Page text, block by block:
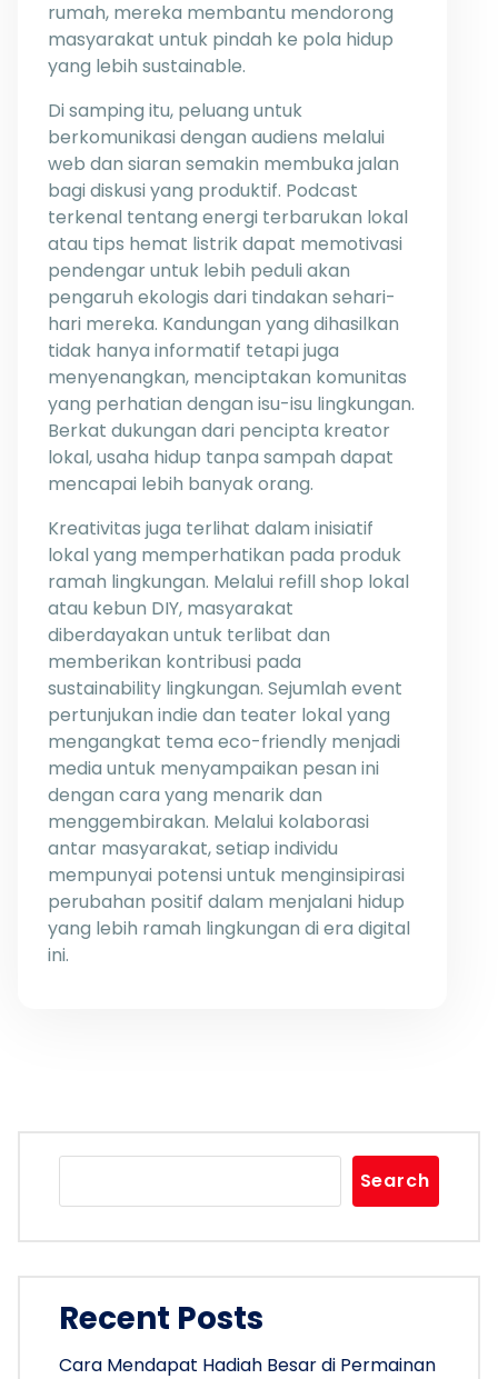
rumah, mereka membantu mendorong
masyarakat untuk pindah ke pola hidup
yang lebih sustainable.
Di samping itu, peluang untuk
berkomunikasi dengan audiens melalui
web dan siaran semakin membuka jalan
bagi diskusi yang produktif. Podcast
terkenal tentang energi terbarukan lokal
atau tips hemat listrik dapat memotivasi
pendengar untuk lebih peduli akan
pengaruh ekologis dari tindakan sehari-
hari mereka. Kandungan yang dihasilkan
tidak hanya informatif tetapi juga
menyenangkan, menciptakan komunitas
yang perhatian dengan isu-isu lingkungan.
Berkat dukungan dari pencipta kreator
lokal, usaha hidup tanpa sampah dapat
mencapai lebih banyak orang.
Kreativitas juga terlihat dalam inisiatif
lokal yang memperhatikan pada produk
ramah lingkungan. Melalui refill shop lokal
atau kebun DIY, masyarakat
diberdayakan untuk terlibat dan
memberikan kontribusi pada
sustainability lingkungan. Sejumlah event
pertunjukan indie dan teater lokal yang
mengangkat tema eco-friendly menjadi
media untuk menyampaikan pesan ini
dengan cara yang menarik dan
menggembirakan. Melalui kolaborasi
antar masyarakat, setiap individu
mempunyai potensi untuk menginsipirasi
perubahan positif dalam menjalani hidup
yang lebih ramah lingkungan di era digital
ini.
Search
Recent Posts
Cara Mendapat Hadiah Besar di Permainan